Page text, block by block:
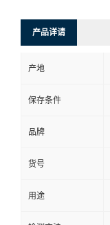
产品详请
产地
保存条件
品牌
货号
用途